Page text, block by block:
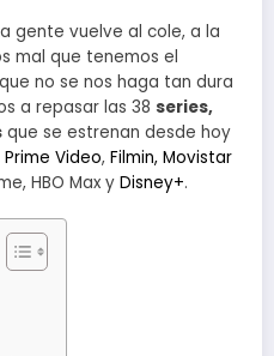
gente vuelve al cole, a la
mal que tenemos el
no se nos haga tan dura
a repasar las 38 series,
que se estrenan desde hoy
Prime Video, Filmin, Movistar
HBO Max y Disney+.